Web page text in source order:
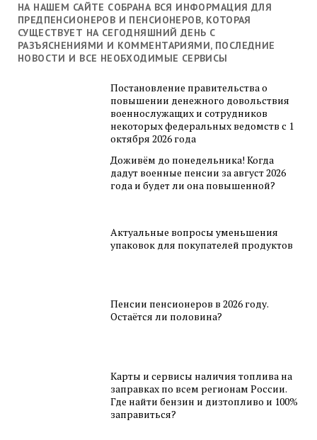
НА НАШЕМ САЙТЕ СОБРАНА ВСЯ ИНФОРМАЦИЯ ДЛЯ
ПРЕДПЕНСИОНЕРОВ И ПЕНСИОНЕРОВ, КОТОРАЯ
СУЩЕСТВУЕТ НА СЕГОДНЯШНИЙ ДЕНЬ С
РАЗЪЯСНЕНИЯМИ И КОММЕНТАРИЯМИ, ПОСЛЕДНИЕ
НОВОСТИ И ВСЕ НЕОБХОДИМЫЕ СЕРВИСЫ
Постановление правительства о
повышении денежного довольствия
военнослужащих и сотрудников
некоторых федеральных ведомств с 1
октября 2026 года
Доживём до понедельника! Когда
дадут военные пенсии за август 2026
года и будет ли она повышенной?
Актуальные вопросы уменьшения
упаковок для покупателей продуктов
Пенсии пенсионеров в 2026 году.
Остаётся ли половина?
Карты и сервисы наличия топлива на
заправках по всем регионам России.
Где найти бензин и дизтопливо и 100%
заправиться?